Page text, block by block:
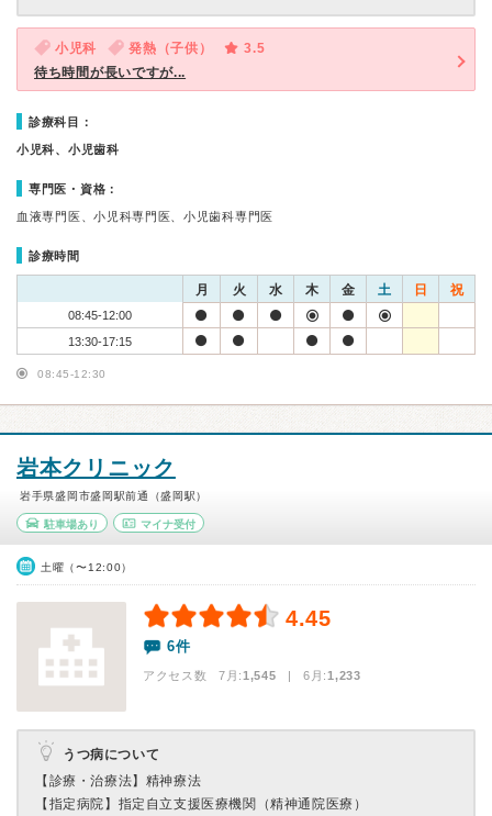
小児科 発熱（子供）
3.5
待ち時間が長いですが...
診療科目：
小児科、小児歯科
専門医・資格：
血液専門医、小児科専門医、小児歯科専門医
診療時間
月 火 水 木 金 土 日 祝
08:45-12:00
13:30-17:15
08:45-12:30
岩本クリニック
岩手県盛岡市盛岡駅前通（盛岡駅）
駐車場あり マイナ受付
土曜（〜12:00）
4.45
6件
アクセス数 7月:1,545 | 6月:1,233
うつ病について
【診療・治療法】 精神療法
【指定病院】 指定自立支援医療機関（精神通院医療）